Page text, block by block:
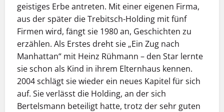
geistiges Erbe antreten. Mit einer eigenen Firma,
aus der später die Trebitsch-Holding mit fünf
Firmen wird, fängt sie 1980 an, Geschichten zu
erzählen. Als Erstes dreht sie „Ein Zug nach
Manhattan“ mit Heinz Rühmann – den Star lernte
sie schon als Kind in ihrem Elternhaus kennen.
2004 schlägt sie wieder ein neues Kapitel für sich
auf. Sie verlässt die Holding, an der sich
Bertelsmann beteiligt hatte, trotz der sehr guten